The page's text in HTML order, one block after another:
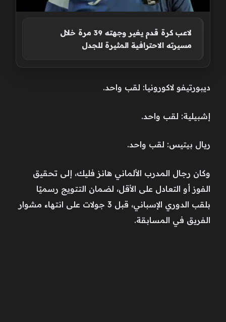
لاعب كرة قدم يغير وجهته 39 مرة خلال
مسيرته الاحترافية المثيرة للجدل
ديبورتيفو لاكورونيا: لقب واحد.
إشبيلية: لقب واحد.
ريال بيتيس: لقب واحد.
وكان رجال المدرب الألماني هانز فليك، إلى تحقيق
الفوز أو التعادل على الأقل، لضمان التتويج رسميًا
بلقب الدوري الإسباني، قبل 3 جولات على انتهاء مشوار
الفريق في المسابقة.